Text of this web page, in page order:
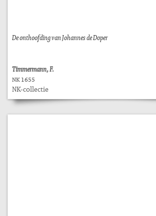
De onthoofding van Johannes de Doper
Timmermann, F.
NK 1655
NK-collectie